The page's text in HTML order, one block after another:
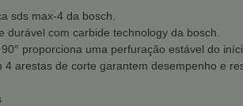
sds max-4 da bosch.
durável com carbide technology da bosch.
proporciona uma perfuração estável do
arestas de corte garantem desempenho e